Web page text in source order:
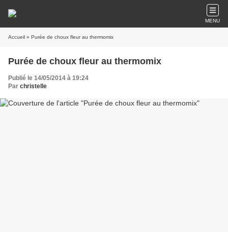
MENU
Accueil » Purée de choux fleur au thermomix
Purée de choux fleur au thermomix
Publié le 14/05/2014 à 19:24
Par christelle